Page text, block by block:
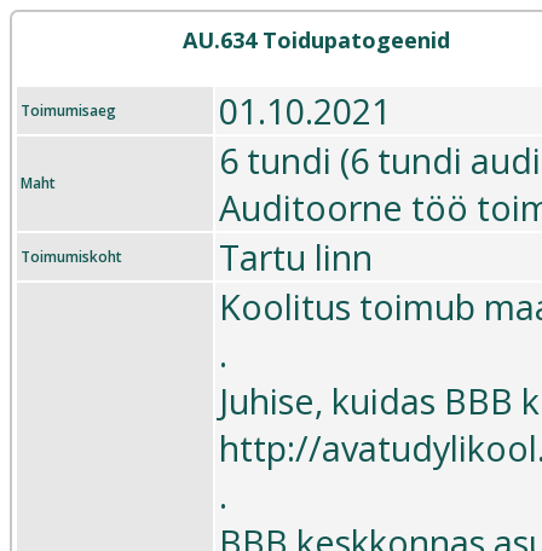
AU.634 Toidupatogeenid
Toimumisaeg 01.10.2021
Maht
6 tundi (6 tundi
Auditoorne töö
Toimumiskoht Tartu linn
Koolitus toimub
.
Juhise, kuidas
http://
.